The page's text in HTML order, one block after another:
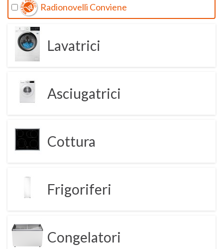
Radionovelli Conviene
Lavatrici
Asciugatrici
Cottura
Frigoriferi
Congelatori